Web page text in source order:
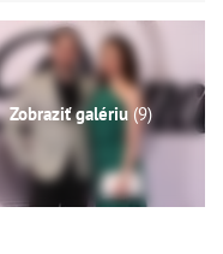
Zobraziť galériu(9)